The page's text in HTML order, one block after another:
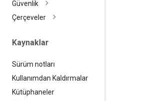
Güvenlik
Çerçeveler
Kaynaklar
Sürüm notları
Kullanımdan Kaldırmalar
Kütüphaneler